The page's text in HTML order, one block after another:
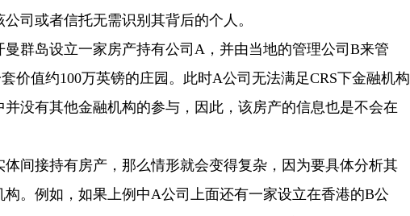
司或者信托无需识别其背后的个人。
岛设立一家房产持有公司A，并由当地的管理公司B来管
价值约100万英镑的庄园。此时A公司无法满足CRS下金融机构
没有其他金融机构的参与，因此，该房产的信息也是不会在
接持有房产，那么情形就会变得复杂，因为要具体分析其
。例如，如果上例中A公司上面还有一家设立在香港的B公